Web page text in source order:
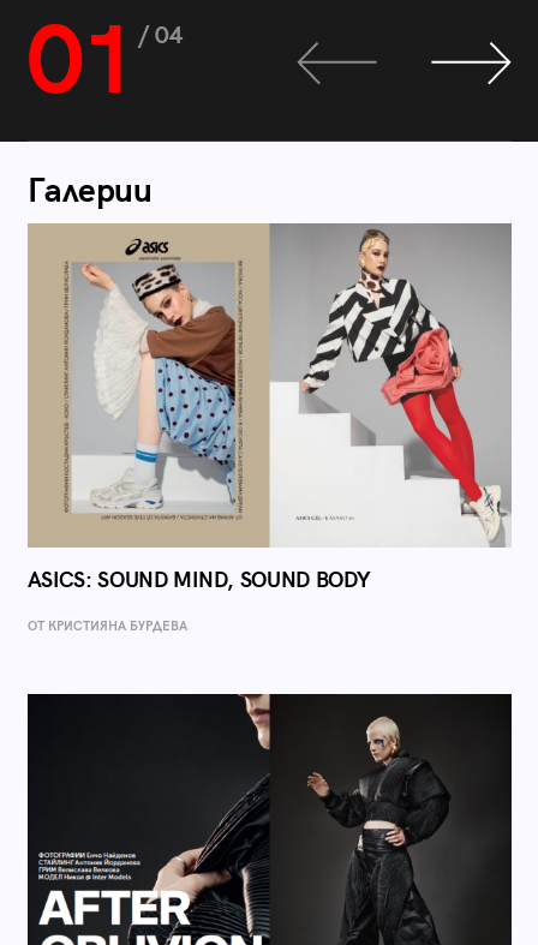
01 / 04
Галерии
ASICS: SOUND MIND, SOUND BODY
ОТ КРИСТИЯНА БУРДЕВА